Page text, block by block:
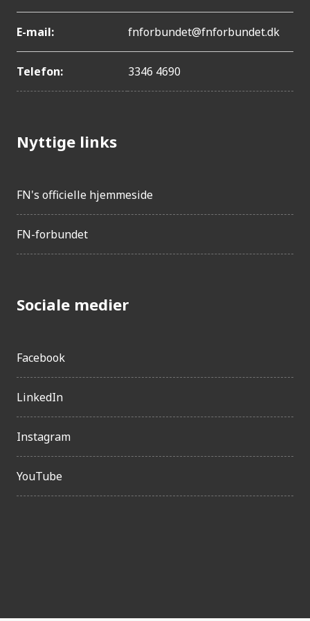
E-mail: fnforbundet@fnforbundet.dk
Telefon: 3346 4690
Nyttige links
FN's officielle hjemmeside
FN-forbundet
Sociale medier
Facebook
LinkedIn
Instagram
YouTube